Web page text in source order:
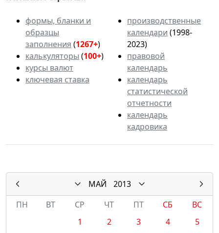
формы, бланки и
образцы
заполнения (1267+)
калькуляторы (100+)
курсы валют
ключевая ставка
производственные
календари (1998-
2023)
правовой
календарь
календарь
статистической
отчетности
календарь
кадровика
МАЙ
2013
ПН
ВТ СР ЧТ ПТ СБ
ВС
1
2 3 4
5